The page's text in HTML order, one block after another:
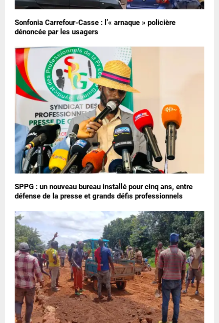
Sonfonia Carrefour-Casse : l’« arnaque » policière
dénoncée par les usagers
SPPG : un nouveau bureau installé pour cinq ans, entre
défense de la presse et grands défis professionnels